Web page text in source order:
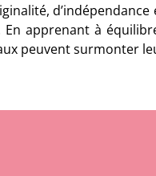
apprenant à
peuvent surmonter